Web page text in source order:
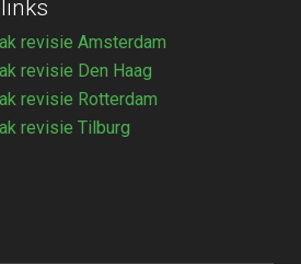
revisie Amsterdam
revisie Den Haag
revisie Rotterdam
revisie Tilburg